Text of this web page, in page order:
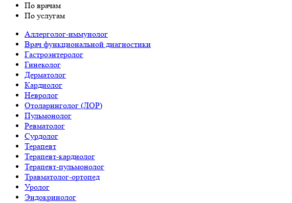
По врачам
По услугам
Аллерголог-иммунолог
Врач функциональной диагностики
Гастроэнтеролог
Гинеколог
Дерматолог
Кардиолог
Невролог
Отоларинголог (ЛОР)
Пульмонолог
Ревматолог
Сурдолог
Терапевт
Терапевт-кардиолог
Терапевт-пульмонолог
Травматолог-ортопед
Уролог
Эндокринолог